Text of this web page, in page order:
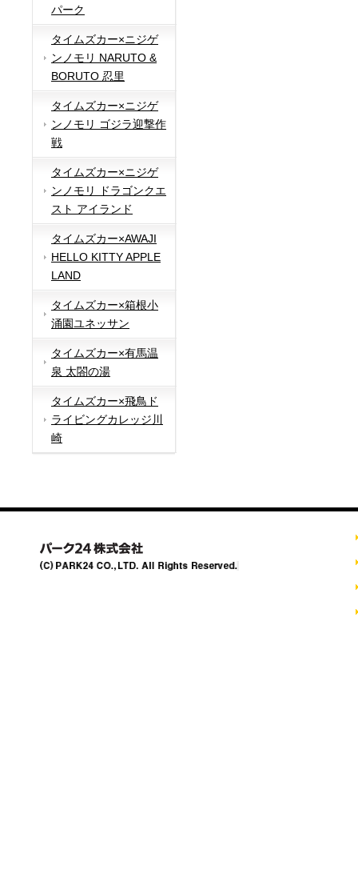
パーク
タイムズカー×ニジゲ
ンノモリ NARUTO &
BORUTO 忍里
タイムズカー×ニジゲ
ンノモリ ゴジラ迎撃作
戦
タイムズカー×ニジゲ
ンノモリ ドラゴンクエ
スト アイランド
タイムズカー×AWAJI
HELLO KITTY APPLE
LAND
タイムズカー×箱根小
涌園ユネッサン
タイムズカー×有馬温
泉 太閤の湯
タイムズカー×飛鳥ド
ライビングカレッジ川
崎